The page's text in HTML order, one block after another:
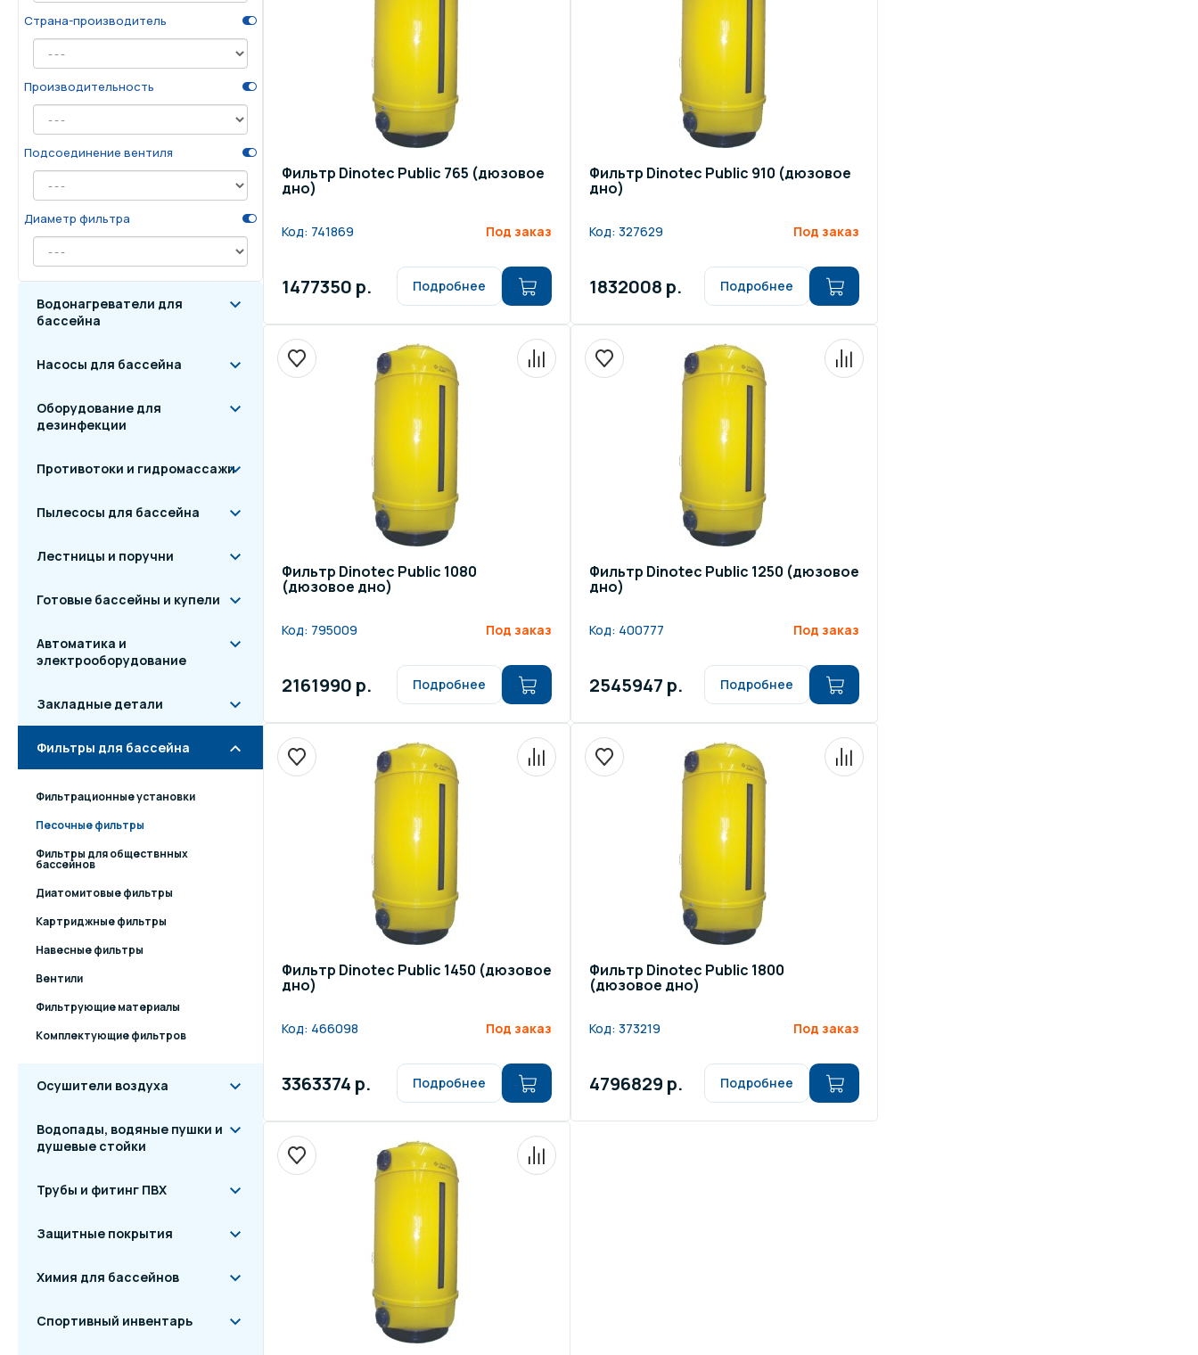
Инвентарь для отдыха
Освещение и подсветка для
бассейна
Измерение параметров воды
Отделочные материалы Строительные материалы
Страна-производитель
Производительность
Подсоединение вентиля
Диаметр фильтра
Водонагреватели для
бассейна
Насосы для бассейна
Оборудование для
дезинфекции
Противотоки и гидромассажи
Пылесосы для бассейна
Лестницы и поручни
Готовые бассейны и купели
Автоматика и
электрооборудование
Закладные детали
Фильтры для бассейна
Фильтрационные установки
Песочные фильтры
Фильтры для обществнных
бассейнов
Диатомитовые фильтры
Картриджные фильтры
Навесные фильтры
Вентили
Фильтрующие материалы
Комплектующие фильтров
Осушители воздуха
Водопады, водяные пушки и
душевые стойки
Трубы и фитинг ПВХ
Защитные покрытия
Химия для бассейнов
Спортивный инвентарь
Фильтр Dinotec Public 765 (дюзовое
дно)
Код: 741869 Под заказ
1477350 р. Подробнее
Фильтр Dinotec Public 910 (дюзовое
дно)
Код: 327629 Под заказ
1832008 р. Подробнее
Фильтр Dinotec Public 1080
(дюзовое дно)
Код: 795009 Под заказ
2161990 р. Подробнее
Фильтр Dinotec Public 1250 (дюзовое
дно)
Код: 400777 Под заказ
2545947 р. Подробнее
Фильтр Dinotec Public 1450 (дюзовое
дно)
Код: 466098 Под заказ
3363374 р. Подробнее
Фильтр Dinotec Public 1800
(дюзовое дно)
Код: 373219 Под заказ
4796829 р. Подробнее